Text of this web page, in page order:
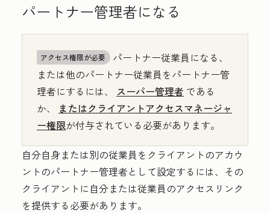
パートナー管理者になる
アクセス権限が必要
パートナー従業員になる、
または他のパートナー従業員をパートナー管
理者にするには、 スーパー管理者 である
か、
またはクライアントアクセスマネージャ
ー権限が付与されている必要があります。
自分自身または別の従業員をクライアントのアカウ
ントのパートナー管理者として設定するには、その
クライアントに自分または従業員のアクセスリンク
を提供する必要があります。